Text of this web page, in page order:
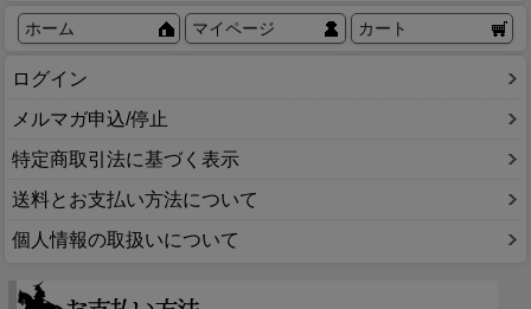
ホーム マイページ カート
ログイン
メルマガ申込/停止
特定商取引法に基づく表示
送料とお支払い方法について
個人情報の取扱いについて